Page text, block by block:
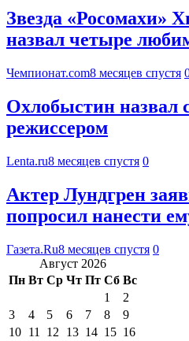
Звезда «Росомахи»
назвал четыре
Чемпионат.com8 месяцев спустя
Охлобыстин назвал
режиссером
Lenta.ru8 месяцев спустя 0
Актер Лундгрен
попросил нанести
Газета.Ru8 месяцев спустя 0
Август 2026
Пн Вт Ср Чт Пт Сб Вс
1
2
3
4 5 6 7 8
9
10 11 12 13 14 15 16